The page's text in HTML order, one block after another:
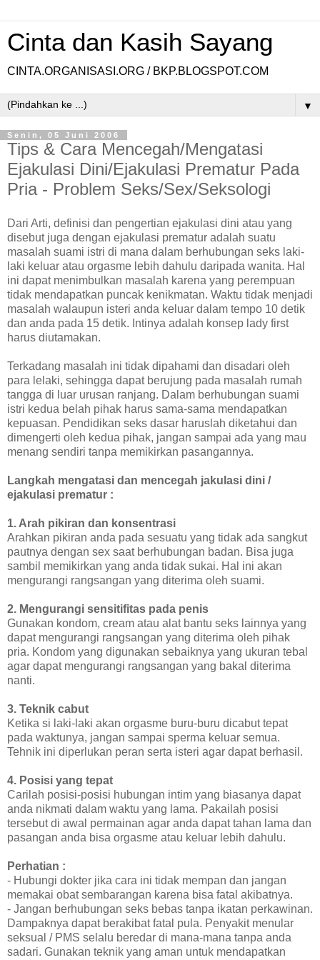
Cinta dan Kasih Sayang
CINTA.ORGANISASI.ORG / BKP.BLOGSPOT.COM
▼
Senin, 05 Juni 2006
Tips & Cara Mencegah/Mengatasi
Ejakulasi Dini/Ejakulasi Prematur Pada
Pria - Problem Seks/Sex/Seksologi
Dari Arti, definisi dan pengertian ejakulasi dini atau yang
disebut juga dengan ejakulasi prematur adalah suatu
masalah suami istri di mana dalam berhubungan seks laki-
laki keluar atau orgasme lebih dahulu daripada wanita. Hal
ini dapat menimbulkan masalah karena yang perempuan
tidak mendapatkan puncak kenikmatan. Waktu tidak menjadi
masalah walaupun isteri anda keluar dalam tempo 10 detik
dan anda pada 15 detik. Intinya adalah konsep lady first
harus diutamakan.
Terkadang masalah ini tidak dipahami dan disadari oleh
para lelaki, sehingga dapat berujung pada masalah rumah
tangga di luar urusan ranjang. Dalam berhubungan suami
istri kedua belah pihak harus sama-sama mendapatkan
kepuasan. Pendidikan seks dasar haruslah diketahui dan
dimengerti oleh kedua pihak, jangan sampai ada yang mau
menang sendiri tanpa memikirkan pasangannya.
Langkah mengatasi dan mencegah jakulasi dini /
ejakulasi prematur :
1. Arah pikiran dan konsentrasi
Arahkan pikiran anda pada sesuatu yang tidak ada sangkut
pautnya dengan sex saat berhubungan badan. Bisa juga
sambil memikirkan yang anda tidak sukai. Hal ini akan
mengurangi rangsangan yang diterima oleh suami.
2. Mengurangi sensitifitas pada penis
Gunakan kondom, cream atau alat bantu seks lainnya yang
dapat mengurangi rangsangan yang diterima oleh pihak
pria. Kondom yang digunakan sebaiknya yang ukuran tebal
agar dapat mengurangi rangsangan yang bakal diterima
nanti.
3. Teknik cabut
Ketika si laki-laki akan orgasme buru-buru dicabut tepat
pada waktunya, jangan sampai sperma keluar semua.
Tehnik ini diperlukan peran serta isteri agar dapat berhasil.
4. Posisi yang tepat
Carilah posisi-posisi hubungan intim yang biasanya dapat
anda nikmati dalam waktu yang lama. Pakailah posisi
tersebut di awal permainan agar anda dapat tahan lama dan
pasangan anda bisa orgasme atau keluar lebih dahulu.
Perhatian :
- Hubungi dokter jika cara ini tidak mempan dan jangan
memakai obat sembarangan karena bisa fatal akibatnya.
- Jangan berhubungan seks bebas tanpa ikatan perkawinan.
Dampaknya dapat berakibat fatal pula. Penyakit menular
seksual / PMS selalu beredar di mana-mana tanpa anda
sadari. Gunakan teknik yang aman untuk mendapatkan